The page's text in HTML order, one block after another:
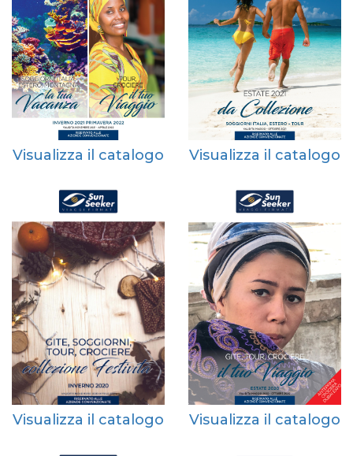
Visualizza il catalogo Visualizza il catalogo
Visualizza il catalogo Visualizza il catalogo